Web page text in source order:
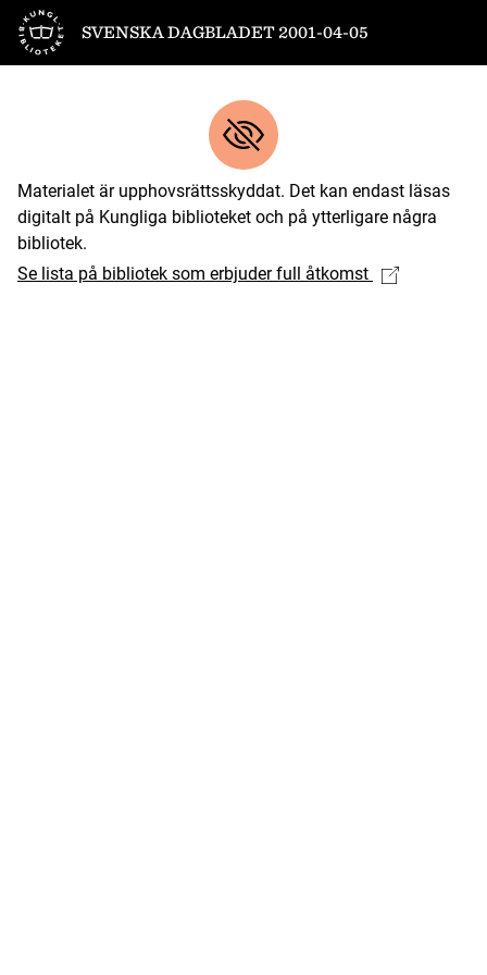
Till startsidan
SVENSKA DAGBLADET 2001-04-05
Materialet är upphovsrättsskyddat. Det kan endast läsas
digitalt på Kungliga biblioteket och på ytterligare några
bibliotek.
Se lista på bibliotek som erbjuder full åtkomst